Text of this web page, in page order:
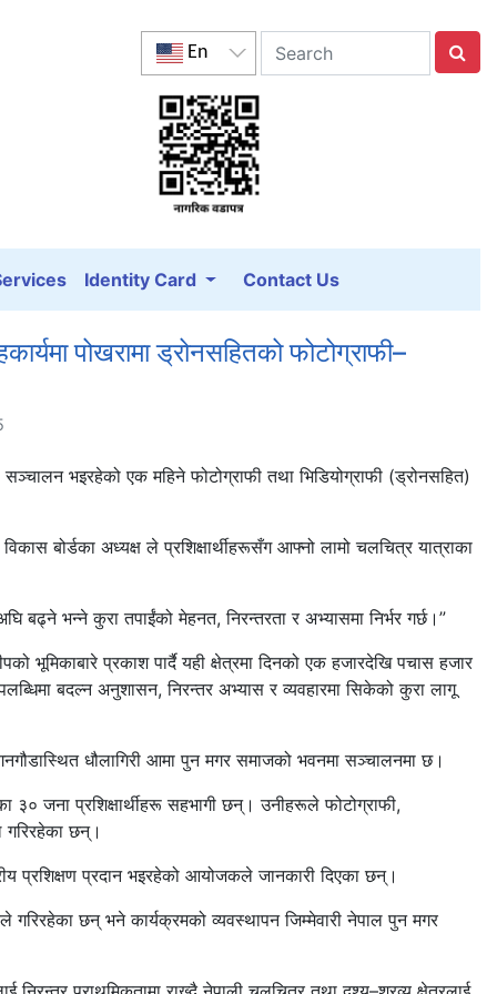
En
Identity Card Contact Us
पोखरामा ड्रोनसहितको फोटोग्राफी–
भइरहेको एक महिने फोटोग्राफी तथा भिडियोग्राफी (ड्रोनसहित)
बोर्डका अध्यक्ष ले प्रशिक्षार्थीहरूसँग आफ्नो लामो चलचित्र यात्राका
भन्ने कुरा तपाईंको मेहनत, निरन्तरता र अभ्यासमा निर्भर गर्छ।”
भूमिकाबारे प्रकाश पार्दै यही क्षेत्रमा दिनको एक हजारदेखि पचास हजार
बदल्न अनुशासन, निरन्तर अभ्यास र व्यवहारमा सिकेको कुरा लागू
धौलागिरी आमा पुन मगर समाजको भवनमा सञ्चालनमा छ।
३० जना प्रशिक्षार्थीहरू सहभागी छन्। उनीहरूले फोटोग्राफी,
गरिरहेका छन्।
प्रशिक्षण प्रदान भइरहेको आयोजकले जानकारी दिएका छन्।
गरिरहेका छन् भने कार्यक्रमको व्यवस्थापन जिम्मेवारी नेपाल पुन मगर